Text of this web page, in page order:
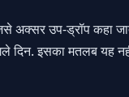
अक्सर उप-ड्रॉप कहा
दिन. इसका मतलब यह